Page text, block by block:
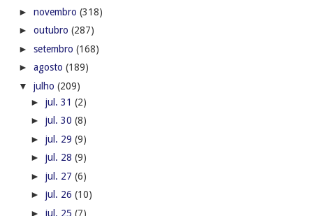
► novembro (318)
► outubro (287)
► setembro (168)
► agosto (189)
▼ julho (209)
► jul. 31 (2)
► jul. 30 (8)
► jul. 29 (9)
► jul. 28 (9)
► jul. 27 (6)
► jul. 26 (10)
► jul. 25 (7)